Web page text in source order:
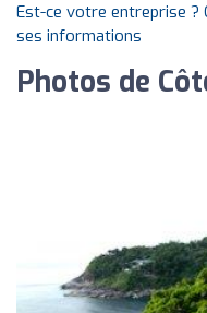
Est-ce votre entreprise
ses informations
Photos de